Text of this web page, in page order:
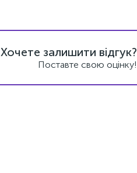
Хочете залишити відгук?
Поставте свою оцінку!